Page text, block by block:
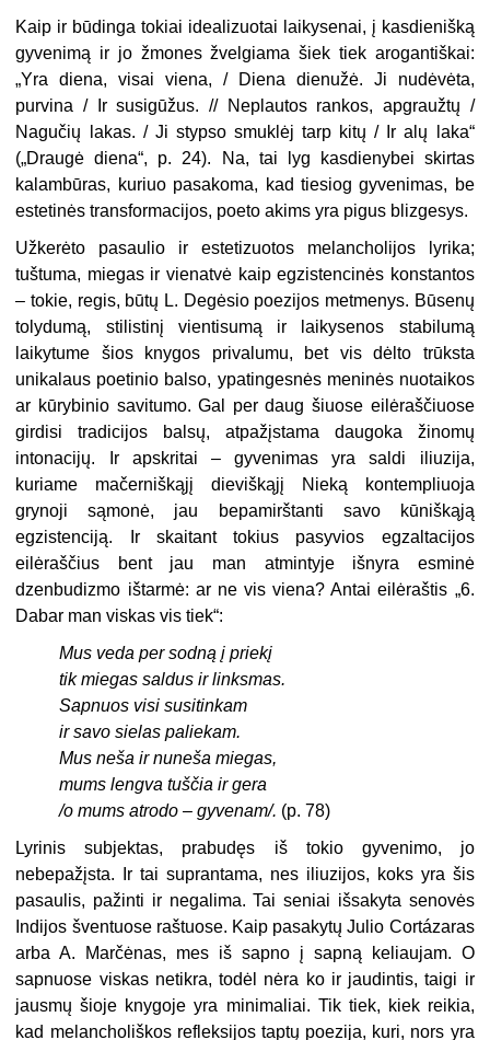
Kaip ir būdinga tokiai idealizuotai laikysenai, į kasdienišką
gyvenimą ir jo žmones žvelgiama šiek tiek arogantiškai:
„Yra diena, visai viena, / Diena dienužė. Ji nudėvėta,
purvina / Ir susigūžus. // Neplautos rankos, apgraužtų /
Nagučių lakas. / Ji stypso smuklėj tarp kitų / Ir alų laka“
(„Draugė diena“, p. 24). Na, tai lyg kasdienybei skirtas
kalambūras, kuriuo pasakoma, kad tiesiog gyvenimas, be
estetinės transformacijos, poeto akims yra pigus blizgesys.
Užkerėto pasaulio ir estetizuotos melancholijos lyrika;
tuštuma, miegas ir vienatvė kaip egzistencinės konstantos
– tokie, regis, būtų L. Degėsio poezijos metmenys. Būsenų
tolydumą, stilistinį vientisumą ir laikysenos stabilumą
laikytume šios knygos privalumu, bet vis dėlto trūksta
unikalaus poetinio balso, ypatingesnės meninės nuotaikos
ar kūrybinio savitumo. Gal per daug šiuose eilėraščiuose
girdisi tradicijos balsų, atpažįstama daugoka žinomų
intonacijų. Ir apskritai – gyvenimas yra saldi iliuzija,
kuriame mačerniškąjį dieviškąjį Nieką kontempliuoja
grynoji sąmonė, jau bepamirštanti savo kūniškąją
egzistenciją. Ir skaitant tokius pasyvios egzaltacijos
eilėraščius bent jau man atmintyje išnyra esminė
dzenbudizmo ištarmė: ar ne vis viena? Antai eilėraštis „6.
Dabar man viskas vis tiek“:
Mus veda per sodną į priekį
tik miegas saldus ir linksmas.
Sapnuos visi susitinkam
ir savo sielas paliekam.
Mus neša ir nuneša miegas,
mums lengva tuščia ir gera
/o mums atrodo – gyvenam/. (p. 78)
Lyrinis subjektas, prabudęs iš tokio gyvenimo, jo
nebepažįsta. Ir tai suprantama, nes iliuzijos, koks yra šis
pasaulis, pažinti ir negalima. Tai seniai išsakyta senovės
Indijos šventuose raštuose. Kaip pasakytų Julio Cortázaras
arba A. Marčėnas, mes iš sapno į sapną keliaujam. O
sapnuose viskas netikra, todėl nėra ko ir jaudintis, taigi ir
jausmų šioje knygoje yra minimaliai. Tik tiek, kiek reikia,
kad melancholiškos refleksijos taptų poezija, kuri, nors yra